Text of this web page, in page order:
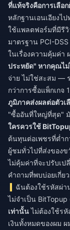
ที่แท้จริงคือการเลือ
หลักฐานเอนเอียงไ
ใช้แพลตฟอร์มที่มีรีวิ
มาตรฐาน PCI-
ในเรื่องความคุ้มค่า
ประหยัด" หากคุณไ
จ่าย ไม่ใช่สะสม —
กว่าการซื้อแพ็กเก
ภูมิภาคส่งผลต่อตัวเ
"ซื้ออันที่ใหญ่ที่สุด"
ใครควรใช้
ต้นทุนต่อเพชรที่ต่ำก
ผู้ชมทั่วไปที่ส่งของ
ไม่คุ้มค่าที่จะปรับเป
คำถามที่พบบ่อยเกี่ย
ฉันต้องใช้รหัสผ่า
ไม่จำเป็น BitTopup
เท่านั้นไม่ต้องใช้ร
เงินทั้งหมดของผม